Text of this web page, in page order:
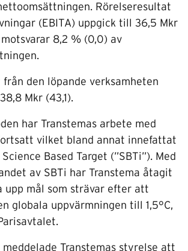
Rörelseresultat
(EBITA) uppgick till 36,5 Mkr
motsvarar 8,2 % (0,0) av
från den löpande verksamheten
Mkr (43,1).
har Transtemas arbete med
vilket bland annat innefattat
Based Target (”SBTi”). Med
av SBTi har Transtema åtagit
upp mål som strävar efter att
globala uppvärmningen till 1,5°C,
meddelade Transtemas styrelse att